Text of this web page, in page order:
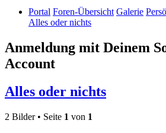
Portal Foren-Übersicht Galerie
Alles oder nichts
Anmeldung mit Deinem
Account
Alles oder nichts
2 Bilder • Seite 1 von 1